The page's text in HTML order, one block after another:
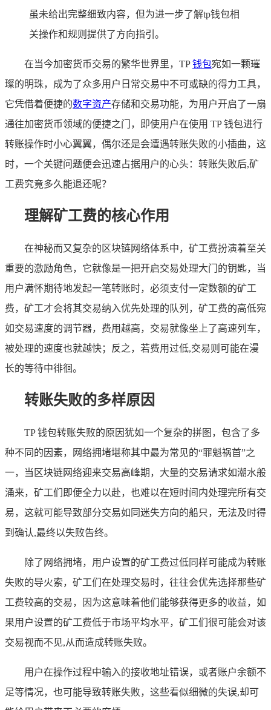
虽未给出完整细致内容，但为进一步了解tp钱包相
关操作和规则提供了方向指引。
在当今加密货币交易的繁华世界里，TP钱包宛如一颗璀
璨的明珠，成为了众多用户日常交易中不可或缺的得力工具，
它凭借着便捷的数字资产存储和交易功能，为用户开启了一扇
通往加密货币领域的便捷之门，即使用户在使用 TP 钱包进行
转账操作时小心翼翼，偶尔还是会遭遇转账失败的小插曲，这
时，一个关键问题便会迅速占据用户的心头：转账失败后,矿
工费究竟多久能退还呢？
理解矿工费的核心作用
在神秘而又复杂的区块链网络体系中，矿工费扮演着至关
重要的激励角色，它就像是一把开启交易处理大门的钥匙，当
用户满怀期待地发起一笔转账时，必须支付一定数额的矿工
费，矿工才会将其交易纳入优先处理的队列，矿工费的高低宛
如交易速度的调节器，费用越高，交易就像坐上了高速列车，
被处理的速度也就越快；反之，若费用过低,交易则可能在漫
长的等待中徘徊。
转账失败的多样原因
TP 钱包转账失败的原因犹如一个复杂的拼图，包含了多
种不同的因素，网络拥堵堪称其中最为常见的“罪魁祸首”之
一，当区块链网络迎来交易高峰期，大量的交易请求如潮水般
涌来，矿工们即便全力以赴，也难以在短时间内处理完所有交
易，这就可能导致部分交易如同迷失方向的船只，无法及时得
到确认,最终以失败告终。
除了网络拥堵，用户设置的矿工费过低同样可能成为转账
失败的导火索，矿工们在处理交易时，往往会优先选择那些矿
工费较高的交易，因为这意味着他们能够获得更多的收益，如
果用户设置的矿工费低于市场平均水平，矿工们很可能会对该
交易视而不见,从而造成转账失败。
用户在操作过程中输入的接收地址错误，或者账户余额不
足等情况，也可能导致转账失败，这些看似细微的失误,却可